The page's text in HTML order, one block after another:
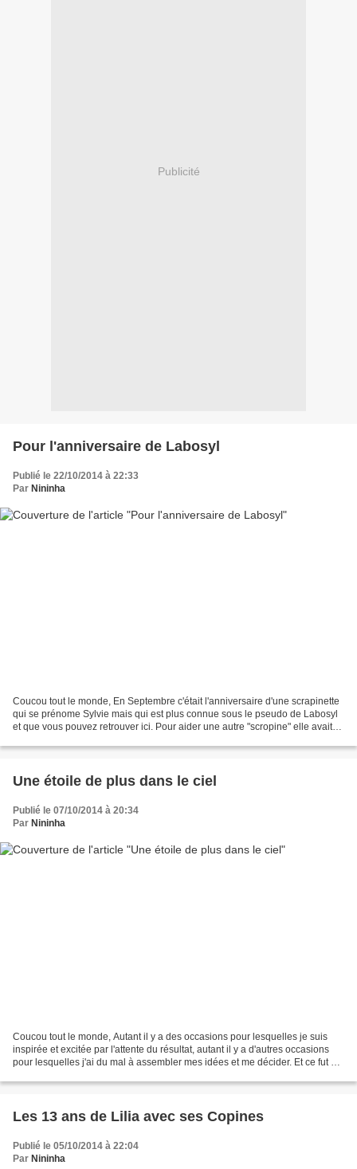
Publicité
Pour l'anniversaire de Labosyl
Publié le 22/10/2014 à 22:33
Par Nininha
Coucou tout le monde, En Septembre c'était l'anniversaire d'une scrapinette
qui se prénome Sylvie mais qui est plus connue sous le pseudo de Labosyl
et que vous pouvez retrouver ici. Pour aider une autre "scropine" elle avait
Une étoile de plus dans le ciel
Publié le 07/10/2014 à 20:34
Par Nininha
Coucou tout le monde, Autant il y a des occasions pour lesquelles je suis
inspirée et excitée par l'attente du résultat, autant il y a d'autres occasions
pour lesquelles j'ai du mal à assembler mes idées et me décider. Et ce fut ce
Les 13 ans de Lilia avec ses Copines
Publié le 05/10/2014 à 22:04
Par Nininha